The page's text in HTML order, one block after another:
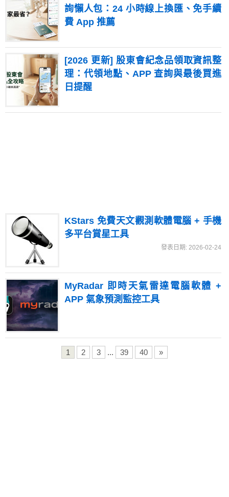
詢懶人包：24 小時線上換匯、免手續
費 App 推薦
[2026 更新] 股東會紀念品領取資訊整
理：代領地點、APP 查詢與最後買進
日提醒
KStars 免費天文觀測軟體電腦 + 手機
多平台賞星工具
發表日期: 2026-02-24
MyRadar 即時天氣雷達電腦軟體 +
APP 氣象預測監控工具
1 2 3 ... 39 40 »